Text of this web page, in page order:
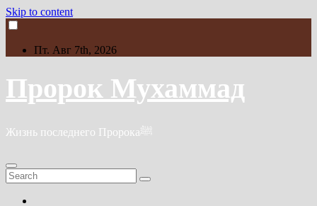
Skip to content
Пт. Авг 7th, 2026
Пророк Мухаммад
Жизнь последнего Пророкаﷺ